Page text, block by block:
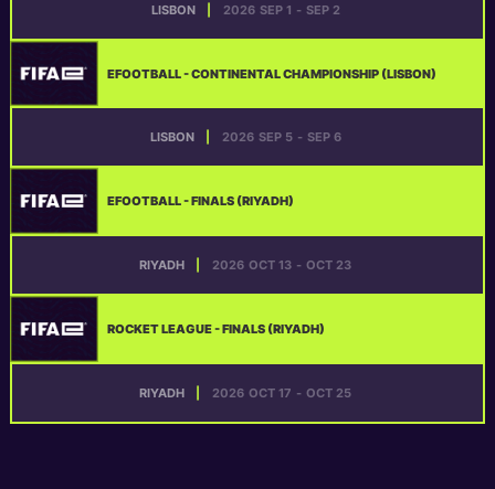
LISBON 2026 SEP 1 - SEP 2
EFOOTBALL - CONTINENTAL CHAMPIONSHIP (LISBON)
LISBON 2026 SEP 5 - SEP 6
EFOOTBALL - FINALS (RIYADH)
RIYADH 2026 OCT 13 - OCT 23
ROCKET LEAGUE - FINALS (RIYADH)
RIYADH 2026 OCT 17 - OCT 25